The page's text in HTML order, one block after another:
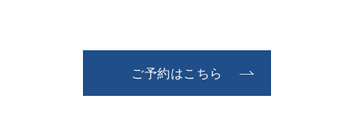
ご予約はこちら